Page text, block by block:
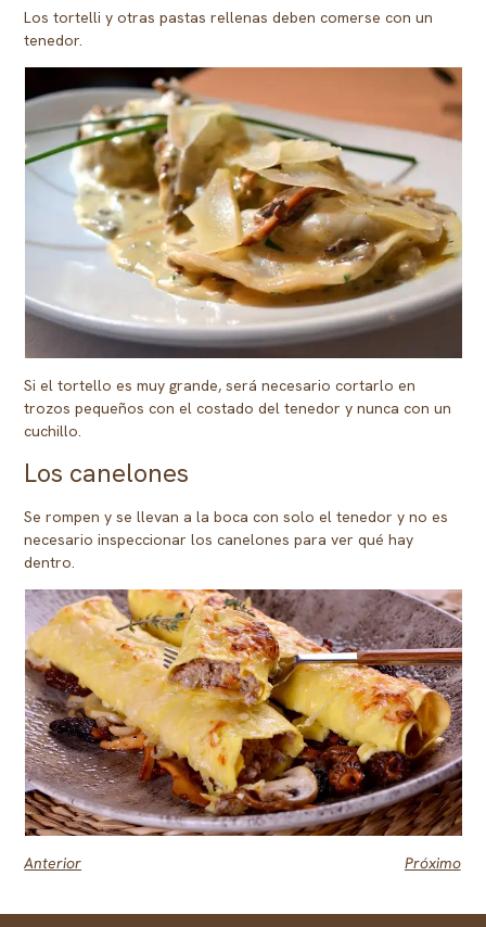
Los tortelli y otras pastas rellenas deben comerse con un
tenedor.
Si el tortello es muy grande, será necesario cortarlo en
trozos pequeños con el costado del tenedor y nunca con un
cuchillo.
Los canelones
Se rompen y se llevan a la boca con solo el tenedor y no es
necesario inspeccionar los canelones para ver qué hay
dentro.
Anterior Próximo